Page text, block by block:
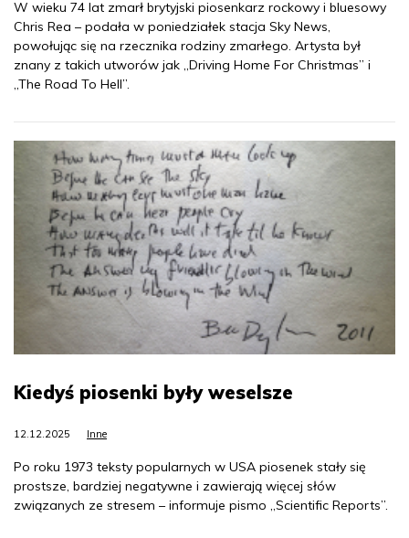
W wieku 74 lat zmarł brytyjski piosenkarz rockowy i bluesowy
Chris Rea – podała w poniedziałek stacja Sky News,
powołując się na rzecznika rodziny zmarłego. Artysta był
znany z takich utworów jak „Driving Home For Christmas” i
„The Road To Hell”.
Kiedyś piosenki były weselsze
12.12.2025 Inne
Po roku 1973 teksty popularnych w USA piosenek stały się
prostsze, bardziej negatywne i zawierają więcej słów
związanych ze stresem – informuje pismo „Scientific Reports”.